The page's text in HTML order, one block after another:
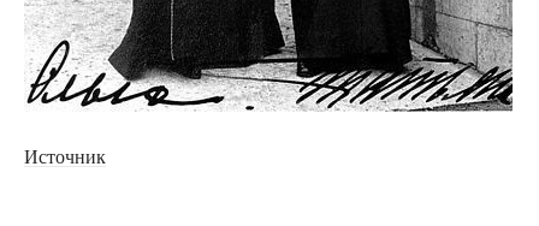
Источник